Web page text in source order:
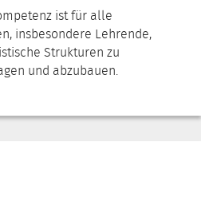
ist für alle
insbesondere Lehrende,
Strukturen zu
und abzubauen.